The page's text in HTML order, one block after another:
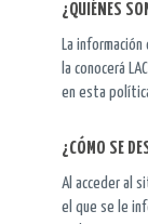
¿QUIÉNES
La
la conocerá
en esta
¿CÓMO SE
Al acceder al
el que se le